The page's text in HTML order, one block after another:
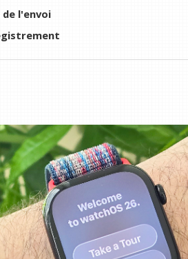
l'envoi